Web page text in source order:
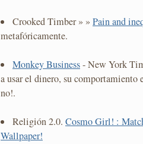
Crooked Timber » » Pain and
metafóricamente.
Monkey Business- New York
a usar el dinero, su comportamiento
no!.
Religión 2.0. Cosmo Girl! :
Wallpaper!